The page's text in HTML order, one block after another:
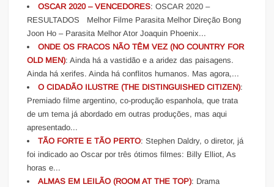
OSCAR 2020 – VENCEDORES: OSCAR 2020 –
RESULTADOS Melhor Filme Parasita Melhor Direção Bong
Joon Ho – Parasita Melhor Ator Joaquin Phoenix...
ONDE OS FRACOS NÃO TÊM VEZ (NO COUNTRY FOR
OLD MEN): Ainda há a vastidão e a aridez das paisagens.
Ainda há xerifes. Ainda há conflitos humanos. Mas agora,...
O CIDADÃO ILUSTRE (THE DISTINGUISHED CITIZEN):
Premiado filme argentino, co-produção espanhola, que trata
de um tema já abordado em outras produções, mas aqui
apresentado...
TÃO FORTE E TÃO PERTO: Stephen Daldry, o diretor, já
foi indicado ao Oscar por três ótimos filmes: Billy Elliot, As
horas e...
ALMAS EM LEILÃO (ROOM AT THE TOP): Drama